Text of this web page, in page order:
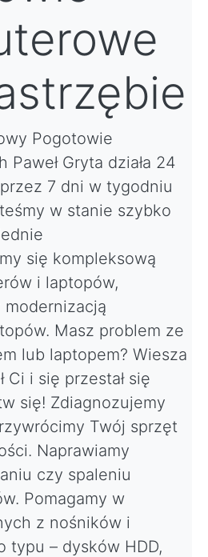
Pogotowie
Paweł Gryta działa 24
7 dni w tygodniu
w stanie szybko
się kompleksową
i laptopów,
Masz problem ze
lub laptopem? Wiesza
Ci i się przestał się
się! Zdiagnozujemy
Twój sprzęt
Naprawiamy
czy spaleniu
Pomagamy w
z nośników i
typu – dysków HDD,